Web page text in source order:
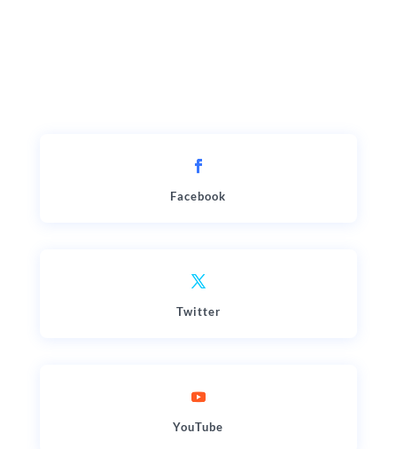
Facebook
Twitter
YouTube